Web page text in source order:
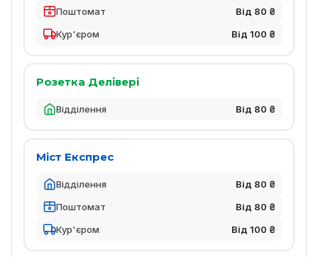
Поштомат
Від 80 ₴
Кур'єром
Від 100 ₴
Розетка Делівері
Відділення Від 80 ₴
Міст Експрес
Відділення
Від 80 ₴
Поштомат
Від 80 ₴
Кур'єром
Від 100 ₴